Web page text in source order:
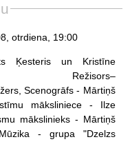
otrdiena , 19:00
Ķesteris un Kristīne
Režisors–
Mārtiņš